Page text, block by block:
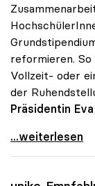
reformieren.
Vollzeit- oder
der
Präsidentin
Unis wollen mit
...weiterlesen